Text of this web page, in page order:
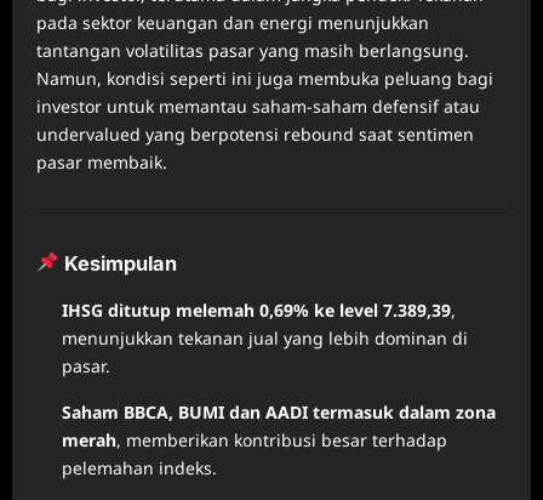
pada sektor keuangan dan energi menunjukkan
tantangan volatilitas pasar yang masih berlangsung.
Namun, kondisi seperti ini juga membuka peluang bagi
investor untuk memantau saham‑saham defensif atau
undervalued yang berpotensi rebound saat sentimen
pasar membaik.
Kesimpulan
IHSG ditutup melemah 0,69% ke level 7.389,39,
menunjukkan tekanan jual yang lebih dominan di
pasar.
Saham BBCA, BUMI dan AADI termasuk dalam zona
merah, memberikan kontribusi besar terhadap
pelemahan indeks.